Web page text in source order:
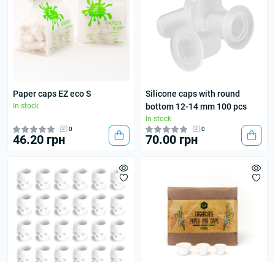
Paper caps EZ eco S
In stock
0
46.20 грн
Silicone caps with round
bottom 12-14 mm 100 pcs
In stock
0
70.00 грн